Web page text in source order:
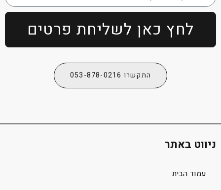
לחץ כאן לשליחת פרטים
התקשרו 053-878-0216
ניווט באתר
עמוד הבית